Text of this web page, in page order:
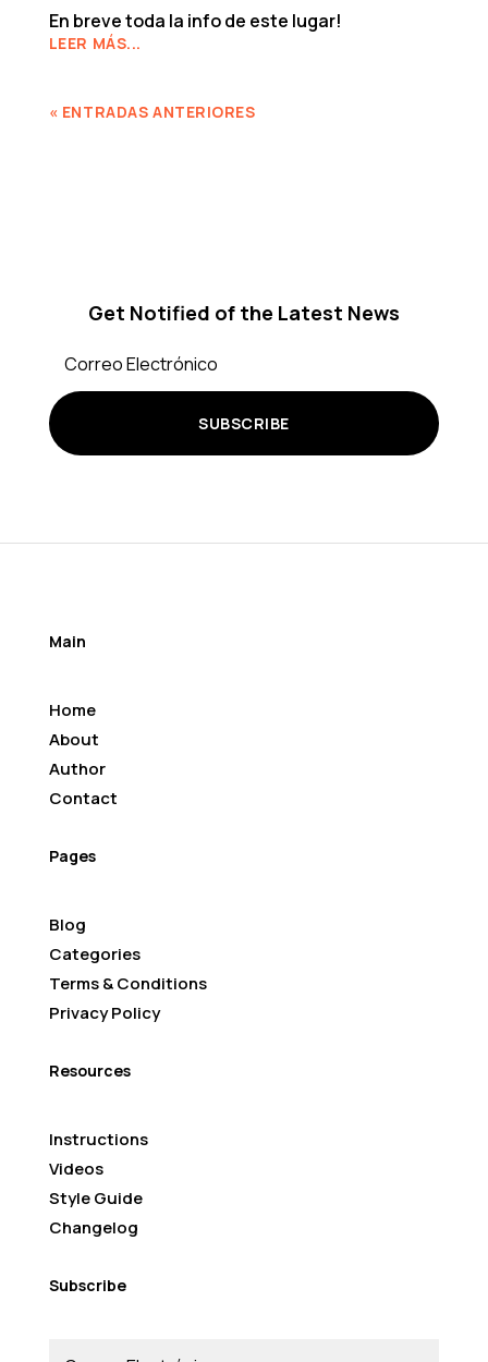
En breve toda la info de este lugar!
LEER MÁS...
« ENTRADAS ANTERIORES
Get Notified of the Latest News
SUBSCRIBE
Main
Home
About
Author
Contact
Pages
Blog
Categories
Terms & Conditions
Privacy Policy
Resources
Instructions
Videos
Style Guide
Changelog
Subscribe